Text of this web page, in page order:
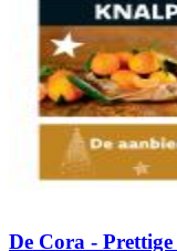
De Cora -